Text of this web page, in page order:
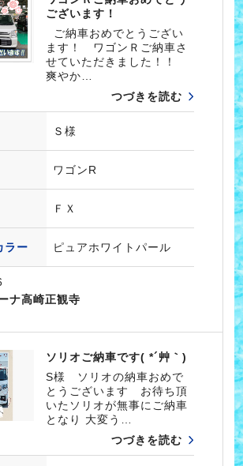
ございます！
ご納車おめでとうござい
ます！ ワゴンＲご納車さ
せていただきました！！
爽やか…
つづきを読む
Ｓ様
ワゴンR
ＦＸ
ラー ピュアホワイトパール
ナ高崎正観寺
ソリオご納車です( *´艸｀)
S様 ソリオの納車おめで
とうございます お待ち頂
いたソリオが無事にご納車
となり 大変う…
つづきを読む